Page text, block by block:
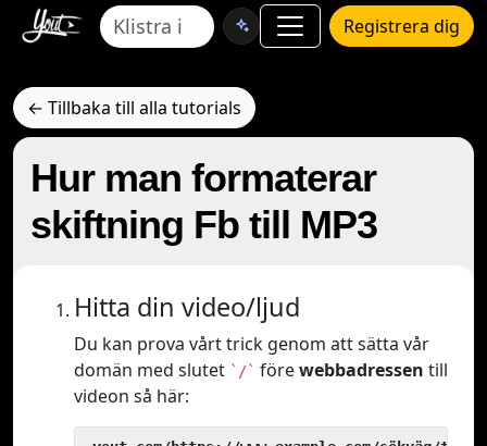
Registrera dig
← Tillbaka till alla tutorials
Hur man formaterar
skiftning Fb till MP3
Hitta din video/ljud
Du kan prova vårt trick genom att sätta vår
domän med slutet `/` förewebbadressen till
videon så här: